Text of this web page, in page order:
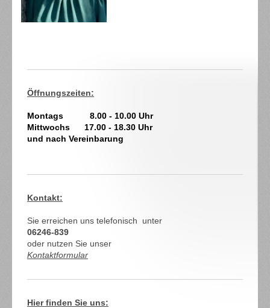
Öffnungszeiten:
Montags 8.00 - 10.00 Uhr
Mittwochs 17.00 - 18.30 Uhr
und nach Vereinbarung
Kontakt:
Sie erreichen uns telefonisch unter
06246-839
oder nutzen Sie unser
Kontaktformular
Hier finden Sie uns: